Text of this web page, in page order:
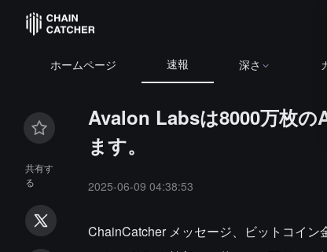
ホームページ 速報 深さ
共有す
る
Avalon Labsは8000万枚の
ます。
2025-06-09 04:38:53
ChainCatcher メッセージ、ビットコイ